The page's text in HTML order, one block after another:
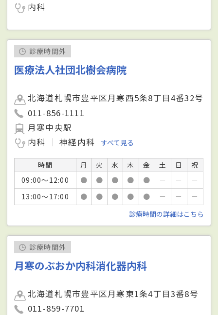
内科
診療時間外
医療法人社団北樹会病院
北海道札幌市豊平区月寒西5条8丁目4番32号
011-856-1111
月寒中央駅
内科
神経内科 すべて見る
時間 月 火 水 木 金 土 日
祝
09:00～12:00
● ● ● ● ● － －
－
13:00～17:00
● ● ● ● ● － －
－
診療時間の詳細はこちら
診療時間外
月寒のぶおか内科消化器内科
北海道札幌市豊平区月寒東1条4丁目3番8号
011-859-7701